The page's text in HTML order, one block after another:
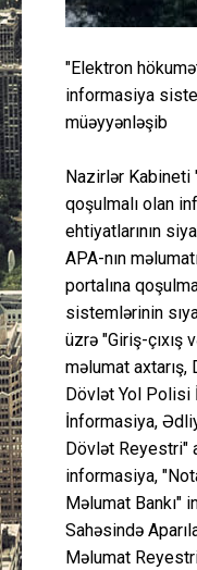
"Elektron
informasiya
müəyyənləşib
Nazirlər Kabineti
qoşulmalı olan
ehtiyatlarının
APA-nın
portalına
sistemlərinin
üzrə "Giriş-çıxış
məlumat
Dövlət Yol
İnformasiya,
Dövlət Reyestri"
informasiya,
Məlumat Bankı"
Sahəsində
Məlumat